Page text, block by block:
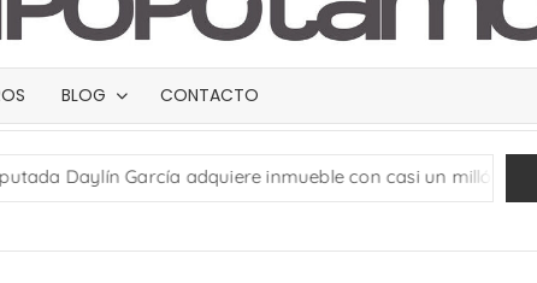
BLOG CONTACTO
inmueble con casi un millón de pesos en efectivo